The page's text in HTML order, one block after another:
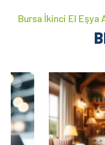
Bursa İkinci El Eşya